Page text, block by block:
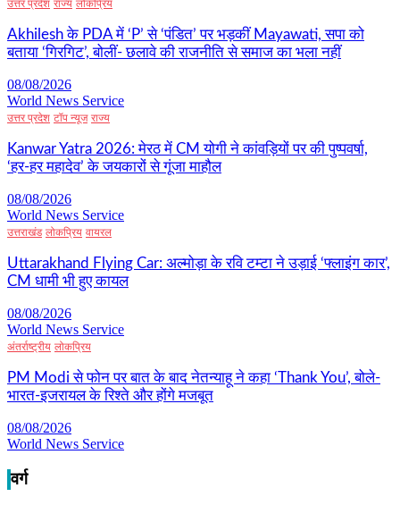
उत्तर प्रदेश राज्य लोकप्रिय
Akhilesh के PDA में ‘P’ से ‘पंडित’ पर भड़कीं Mayawati, सपा को
बताया ‘गिरगिट’, बोलीं- छलावे की राजनीति से समाज का भला नहीं
08/08/2026
World News Service
उत्तर प्रदेश टॉप न्यूज राज्य
Kanwar Yatra 2026: मेरठ में CM योगी ने कांवड़ियों पर की पुष्पवर्षा,
‘हर-हर महादेव’ के जयकारों से गूंजा माहौल
08/08/2026
World News Service
उत्तराखंड लोकप्रिय वायरल
Uttarakhand Flying Car: अल्मोड़ा के रवि टम्टा ने उड़ाई ‘फ्लाइंग कार’,
CM धामी भी हुए कायल
08/08/2026
World News Service
अंतर्राष्ट्रीय लोकप्रिय
PM Modi से फोन पर बात के बाद नेतन्याहू ने कहा ‘Thank You’, बोले-
भारत-इजरायल के रिश्ते और होंगे मजबूत
08/08/2026
World News Service
वर्ग